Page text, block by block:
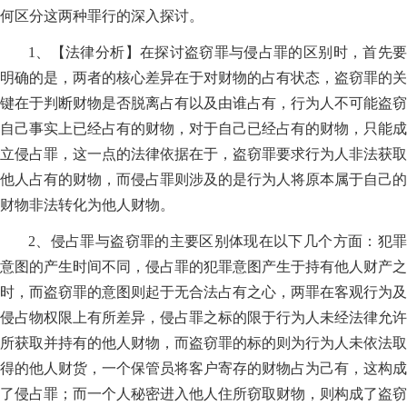
何区分这两种罪行的深入探讨。
1、【法律分析】在探讨盗窃罪与侵占罪的区别时，首先要
明确的是，两者的核心差异在于对财物的占有状态，盗窃罪的关
键在于判断财物是否脱离占有以及由谁占有，行为人不可能盗窃
自己事实上已经占有的财物，对于自己已经占有的财物，只能成
立侵占罪，这一点的法律依据在于，盗窃罪要求行为人非法获取
他人占有的财物，而侵占罪则涉及的是行为人将原本属于自己的
财物非法转化为他人财物。
2、侵占罪与盗窃罪的主要区别体现在以下几个方面：犯罪
意图的产生时间不同，侵占罪的犯罪意图产生于持有他人财产之
时，而盗窃罪的意图则起于无合法占有之心，两罪在客观行为及
侵占物权限上有所差异，侵占罪之标的限于行为人未经法律允许
所获取并持有的他人财物，而盗窃罪的标的则为行为人未依法取
得的他人财货，一个保管员将客户寄存的财物占为己有，这构成
了侵占罪；而一个人秘密进入他人住所窃取财物，则构成了盗窃